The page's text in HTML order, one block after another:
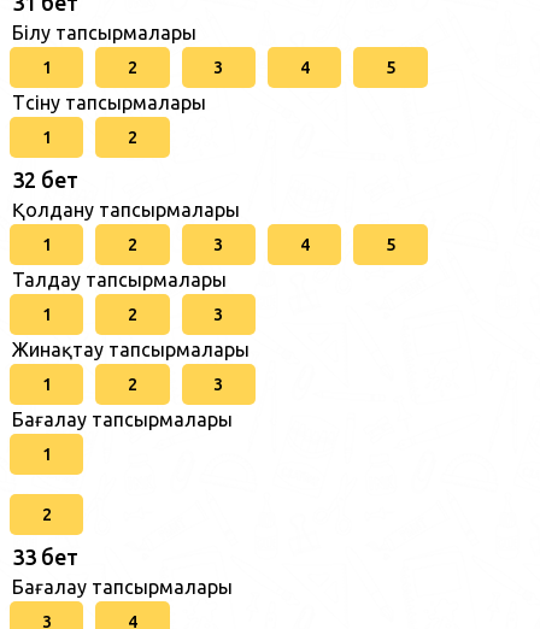
Білу тапсырмалары
1 2 3 4 5
Түсіну тапсырмалары
1 2
32 бет
Қолдану тапсырмалары
1 2 3 4 5
Талдау тапсырмалары
1 2 3
Жинақтау тапсырмалары
1 2 3
Бағалау тапсырмалары
1
2
33 бет
Бағалау тапсырмалары
3 4